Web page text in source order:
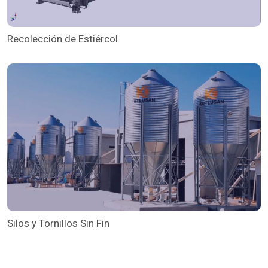
Recolección de Estiércol
Silos y Tornillos Sin Fin